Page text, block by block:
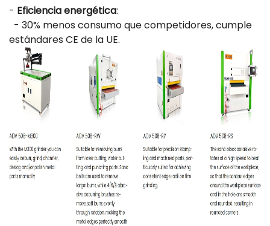
- Eficiencia energética:
- 30% menos consumo que competidores, cumple
estándares CE de la UE.